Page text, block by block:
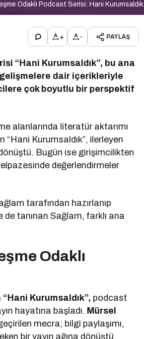
Odaklı Podcast Serisi: Hani Kurumsaldık
+ - PAYLAŞ
“Hani Kurumsaldık”, bu ana
gelişmelere dair içerikleriyle
çok boyutlu bir perspektif
alanlarında literatür aktarımı
“Hani Kurumsaldık”, ilerleyen
Bugün ise girişimcilikten
değerlendirmeler
tarafından hazırlanıp
tanınan Sağlam, farklı ana
Odaklı
“Hani Kurumsaldık”, podcast
hayatına başladı. Mürsel
mecra; bilgi paylaşımı,
bir yayın ağına dönüştü.